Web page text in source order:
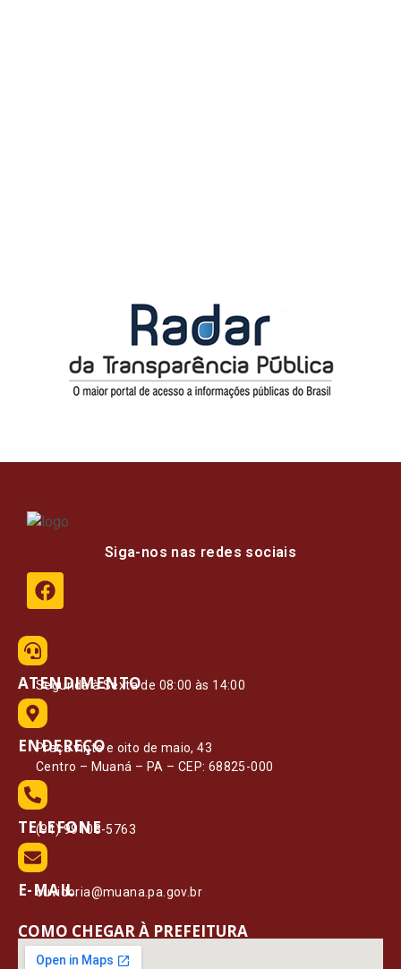
Siga-nos nas redes sociais
ATENDIMENTO
Segunda à Sexta de 08:00 às 14:00
ENDEREÇO
Praça vinte e oito de maio, 43
Centro – Muaná – PA – CEP: 68825-000
TELEFONE
(91) 99108-5763
E-MAIL
ouvidoria@muana.pa.gov.br
COMO CHEGAR À PREFEITURA